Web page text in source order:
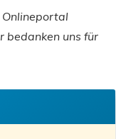
bedanken uns für